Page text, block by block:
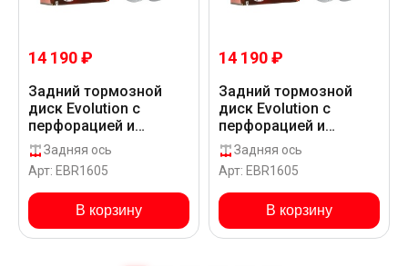
14 190 ₽
Задний тормозной
диск Evolution с
перфорацией и
насечками в покрытии
GEOMET для
Mercedes-Benz C 180
205.476
Задняя ось
Арт: EBR1605
В корзину
14 190 ₽
Задний тормозной
диск Evolution с
перфорацией и
насечками в покрытии
GEOMET для
Mercedes-Benz C 180
C205
Задняя ось
Арт: EBR1605
В корзину